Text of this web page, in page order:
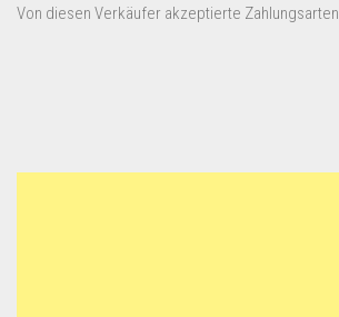
Von diesen Verkäufer akzeptierte Zahlungsarten